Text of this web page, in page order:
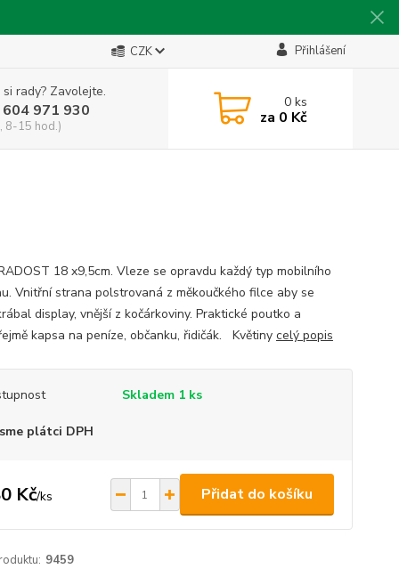
CZK Přihlášení
rady? Zavolejte.
971 930
8-15 hod.)
0ks
za 0 Kč
18 x9,5cm. Vleze se opravdu každý typ mobilního
Vnitřní strana polstrovaná z měkoučkého filce aby se
display, vnější z kočárkoviny. Praktické poutko a
kapsa na peníze, občanku, řidičák. Květiny celý popis
Skladem 1 ks
plátci DPH
Kč/ks Přidat do košíku
9459